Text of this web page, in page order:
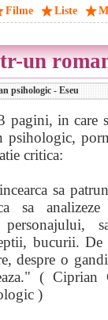
Filme Liste
un
psihologic - Eseu
pagini, in care
psihologic,
critica:
sa
sa analizeze
bucurii.
despre o
( Ciprian
)